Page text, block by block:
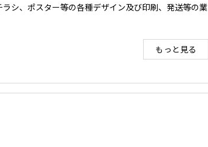
シ、ポスター等の各種デザイン及び印刷、発送等の業
もっと見る